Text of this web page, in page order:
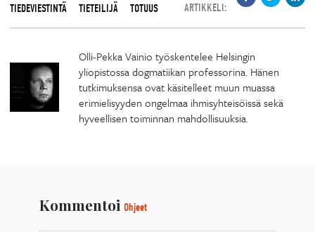
TIEDEVIESTINTÄ
TIETEILIJÄ TOTUUS
ARTIKKELI:
Olli-Pekka Vainio työskentelee Helsingin
yliopistossa dogmatiikan professorina. Hänen
tutkimuksensa ovat käsitelleet muun muassa
erimielisyyden ongelmaa ihmisyhteisöissä sekä
hyveellisen toiminnan mahdollisuuksia.
Kommentoi Ohjeet